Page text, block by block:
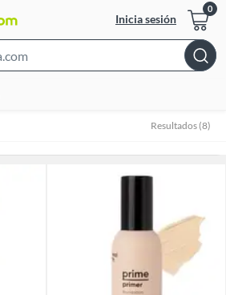
Inicia sesión
Bar
Resultados (8)